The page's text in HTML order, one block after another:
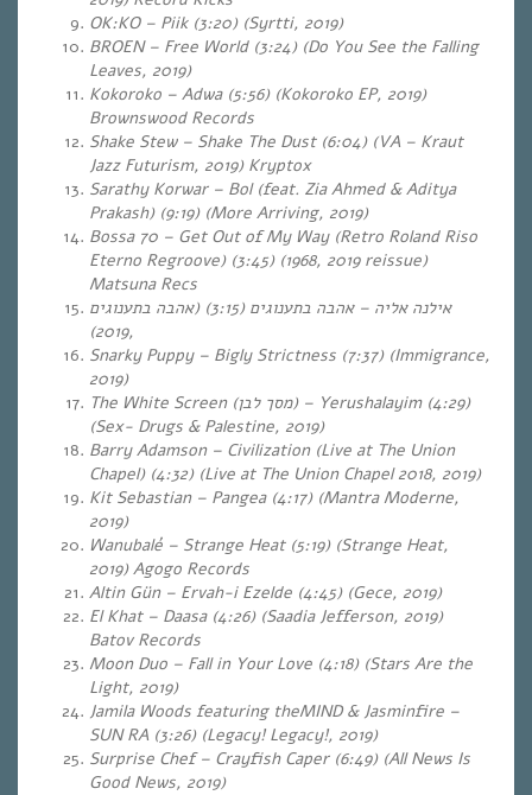
OK:KO – Piik (3:20) (Syrtti, 2019)
BROEN – Free World (3:24) (Do You See the Falling
Leaves, 2019)
Kokoroko – Adwa (5:56) (Kokoroko EP, 2019)
Brownswood Records
Shake Stew – Shake The Dust (6:04) (VA – Kraut
Jazz Futurism, 2019) Kryptox
Sarathy Korwar – Bol (feat. Zia Ahmed & Aditya
Prakash) (9:19) (More Arriving, 2019)
Bossa 70 – Get Out of My Way (Retro Roland Riso
Eterno Regroove) (3:45) (1968, 2019 reissue)
Matsuna Recs
אילנה אליה –אהבה בתענוגים (3:15) (
אהבה בתענוגים
,2019)
Snarky Puppy – Bigly Strictness (7:37) (Immigrance,
2019)
The White Screen (מסך לבן) – Yerushalayim (4:29)
(Sex- Drugs & Palestine, 2019)
Barry Adamson – Civilization (Live at The Union
Chapel) (4:32) (Live at The Union Chapel 2018, 2019)
Kit Sebastian – Pangea (4:17) (Mantra Moderne,
2019)
Wanubalé – Strange Heat (5:19) (Strange Heat,
2019) Agogo Records
Altin Gün – Ervah-i Ezelde (4:45) (Gece, 2019)
El Khat – Daasa (4:26) (Saadia Jefferson, 2019)
Batov Records
Moon Duo – Fall in Your Love (4:18) (Stars Are the
Light, 2019)
Jamila Woods featuring theMIND & Jasminfire –
SUN RA (3:26) (Legacy! Legacy!, 2019)
Surprise Chef – Crayfish Caper (6:49) (All News Is
Good News, 2019)